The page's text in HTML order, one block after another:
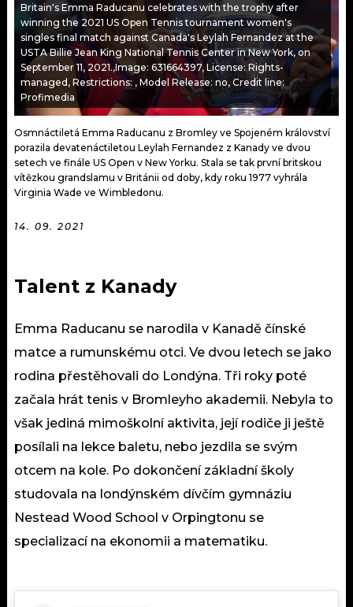
VIP
TRENDY
KULTURA
OSTATNÍ
JAK NALADIT
Britain's Emma Raducanu celebrates with the trophy after
winning the 2021 US Open Tennis tournament women's
singles final match against Canada's Leylah Fernandez at the
USTA Billie Jean King National Tennis Center in New York, on
September 11, 2021.,Image: 631664397, License: Rights-
managed, Restrictions: , Model Release: no, Credit line:
Profimedia
Osmnáctiletá Emma Raducanu z Bromley ve Spojeném království
porazila devatenáctiletou Leylah Fernandez z Kanady ve dvou
setech ve finále US Open v New Yorku. Stala se tak první britskou
vítězkou grandslamu v Británii od doby, kdy roku 1977 vyhrála
Virginia Wade ve Wimbledonu.
14. 09. 2021
Talent z Kanady
Emma Raducanu se narodila v Kanadě čínské
matce a rumunskému otci. Ve dvou letech se jako
rodina přestěhovali do Londýna. Tři roky poté
začala hrát tenis v Bromleyho akademii. Nebyla to
však jediná mimoškolní aktivita, její rodiče ji ještě
posílali na lekce baletu, nebo jezdila se svým
otcem na kole. Po dokončení základní školy
studovala na londýnském dívčím gymnáziu
Nestead Wood School v Orpingtonu se
specializací na ekonomii a matematiku.